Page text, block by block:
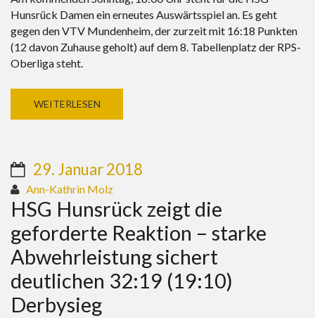
Hunsrück Damen ein erneutes Auswärtsspiel an. Es geht
gegen den VTV Mundenheim, der zurzeit mit 16:18 Punkten
(12 davon Zuhause geholt) auf dem 8. Tabellenplatz der RPS-
Oberliga steht.
WEITERLESEN
29. Januar 2018
Ann-Kathrin Molz
HSG Hunsrück zeigt die
geforderte Reaktion – starke
Abwehrleistung sichert
deutlichen 32:19 (19:10)
Derbysieg